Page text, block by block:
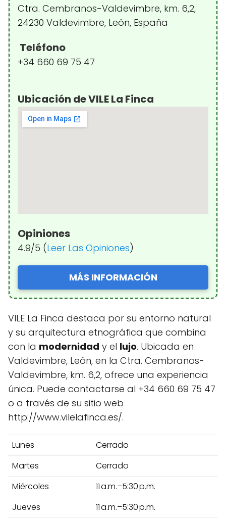
Ctra. Cembranos-Valdevimbre, km. 6,2,
24230 Valdevimbre, León, España
Teléfono
+34 660 69 75 47
Ubicación de VILE La Finca
Opiniones
4.9/5 (Leer Las Opiniones)
MÁS INFORMACIÓN
VILE La Finca destaca por su entorno natural
y su arquitectura etnográfica que combina
con la modernidad y el lujo. Ubicada en
Valdevimbre, León, en la Ctra. Cembranos-
Valdevimbre, km. 6,2, ofrece una experiencia
única. Puede contactarse al +34 660 69 75 47
o a través de su sitio web
http://www.vilelafinca.es/.
Lunes
Cerrado
Martes
Cerrado
Miércoles
11 a.m.–5:30 p.m.
Jueves
11 a.m.–5:30 p.m.